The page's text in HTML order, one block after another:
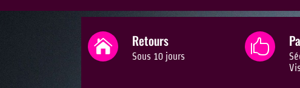
 Retours
Sous 10 jours
